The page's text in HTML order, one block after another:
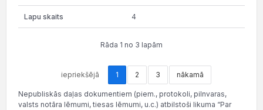
4
Rāda 1 no 3 lapām
iepriekšējā 1 2 3 nākamā
Nepubliskās daļas dokumentiem (piem., protokoli, pilnvaras,
valsts notāra lēmumi, tiesas lēmumi, u.c.) atbilstoši likuma “Par